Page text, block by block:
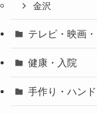
金沢
テレビ・映画
健康・入院
手作り・ハン